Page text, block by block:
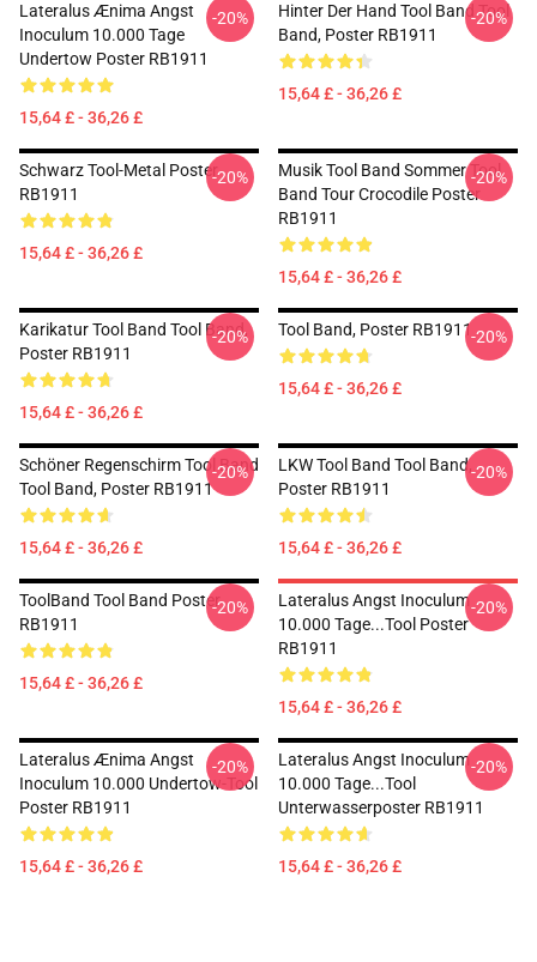
Lateralus Ænima Angst
Inoculum 10.000 Tage
Undertow Poster RB1911
15,64 £ - 36,26 £
-20%
Hinter Der Hand Tool Band Tool
Band, Poster RB1911
15,64 £ - 36,26 £
-20%
Schwarz Tool-Metal Poster
RB1911
15,64 £ - 36,26 £
-20%
Musik Tool Band Sommer Tool
Band Tour Crocodile Poster
RB1911
15,64 £ - 36,26 £
-20%
Karikatur Tool Band Tool Band,
Poster RB1911
15,64 £ - 36,26 £
-20% Tool Band, Poster RB1911
15,64 £ - 36,26 £
-20%
Schöner Regenschirm Tool Band
Tool Band, Poster RB1911
15,64 £ - 36,26 £
-20%
LKW Tool Band Tool Band,
Poster RB1911
15,64 £ - 36,26 £
-20%
ToolBand Tool Band Poster
RB1911
15,64 £ - 36,26 £
-20%
Lateralus Angst Inoculum
10.000 Tage...tool Poster
RB1911
15,64 £ - 36,26 £
-20%
Lateralus Ænima Angst
Inoculum 10.000 Undertow-Tool
Poster RB1911
15,64 £ - 36,26 £
-20%
Lateralus Angst Inoculum
10.000 Tage...tool
Unterwasserposter RB1911
15,64 £ - 36,26 £
-20%